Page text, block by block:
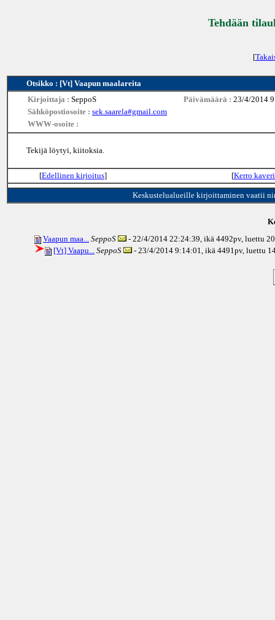
Tehdään
[
Otsikko : [Vt] Vaapun maalareita
Kirjoittaja : SeppoS Päivämäärä : 23/4/2014
Sähköpostiosoite : sek.saarela#gmail.com
WWW-osoite :
Tekijä löytyi, kiitoksia.
[Edellinen kirjoitus] [Kerro
Keskustelualueille kirjoittaminen vaatii
Vaapun maa... SeppoS - 22/4/2014 22:24:39, ikä 4492pv, luettu
[Vt] Vaapu... SeppoS - 23/4/2014 9:14:01, ikä 4491pv, luettu